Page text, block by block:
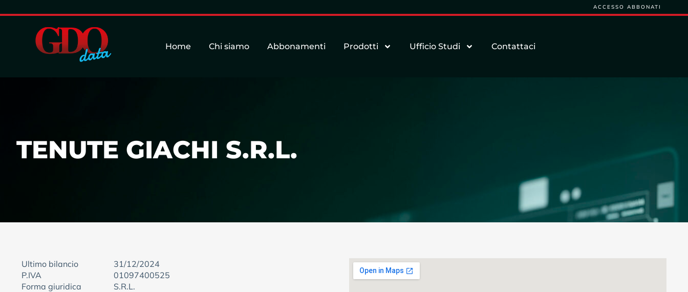
ACCESSO ABBONATI
Home Chi siamo Abbonamenti Prodotti Ufficio Studi Contattaci
TENUTE GIACHI S.R.L.
Ultimo bilancio
31/12/2024
P.IVA
01097400525
Forma giuridica
S.R.L.